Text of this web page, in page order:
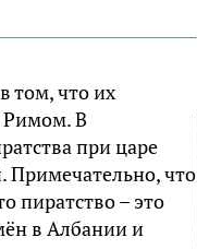
том, что их
Римом. В
при царе
Примечательно, что
пиратство – это
в Албании и